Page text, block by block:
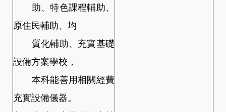
助、特色課程輔助、
原住民輔助、均
質化輔助、充實基礎
設備方案學校，
本科能善用相關經費
充實設備儀器。